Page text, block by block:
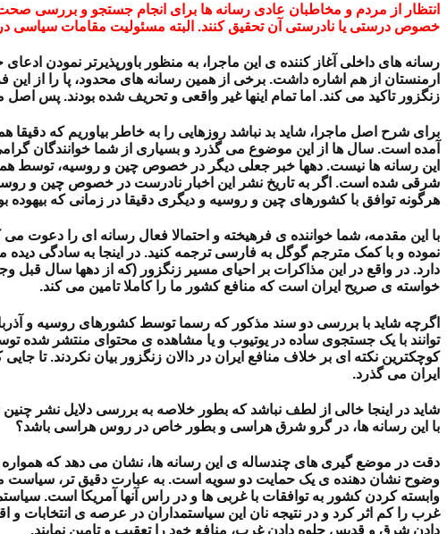
انتظار از مردم و مخاطبان عادی رسانه ها برای انجام جستجو و بررسی
خصوص درستی یا نادرستی آن تحقیق کنند. البته مسئولیت مقامات
رسانه های داخلی آغاز کننده ی این ماجرا، به منظور باورپذیرتر نمودن
ارمنستان از هم اشاره داشت. برخی از همین رسانه های محدود، پا را از
زنگزور تاکید می کند. اما تمام اینها غیر واقعی و تحریف شده بودند. پس
برای شرح اصل ماجرا، شاید بد نباشد روزهایی را به خاطر بیاوریم که
آمده است. سال ها از این موضوع می گذرد و بسیاری از شما خوانندگان
این رسانه ها نیست. دهها خبر جعلی دیگر در خصوص چین و روسیه،
شرقی شده است. اگر به تاریخ نشر این اخبار نادرست در خصوص چین و
هرگونه توافق با کشورهای چین و روسیه و دیگری دقیقا در زمانی که بیهوده
با این مقدمه، شما خواننده ی فرهیخته و احتمالا فعال رسانه ای را
نموده و با کمک مترجم گوگل به فارسی ترجمه کنید. در اینجا به سادگی
دارد. در واقع در این مذاکرات بر احیای مسیر زنگزور (که از دهها سال قبل
خواسته ی صریح ایران است که منافع کشور ما را کاملا تامین می کند.
اگرچه شاید با بررسی دو سند مذکور که رسما توسط کشورهای روسیه و
توانند با یک جستجوی ساده در یوتیوب و یا مشاهده ی محتوای منتشر شده
کوچکترین نکته ای بر خلاف منافع ایران در دالان زنگزور بیان نکردند. تا
ایران می گذرد.
شاید در اینجا خالی از لطف نباشد که بطور خلاصه به بررسی دلایل نشر
با این رسانه ها، در گرو شرق هراسی و بطور خاص در روس هراسی باشد؟
دقت در موضع گیری های چندساله ی این رسانه ها، نشان می دهد که همواره
وضوح نشان دهنده ی یک حمایت دو سویه است. به عبارت دقیق تر، سیاست
وابسته کردن کشور به توافقات با غربی ها و در راس آنها آمریکا است.
غرب را کم اثر کرد و در نتیجه نان این سیاستمداران در عرصه ی انتخابات و
دادن شرق و قدیس جلوه دادن غرب، منافع خود را تعقیب و تامین نمایند.